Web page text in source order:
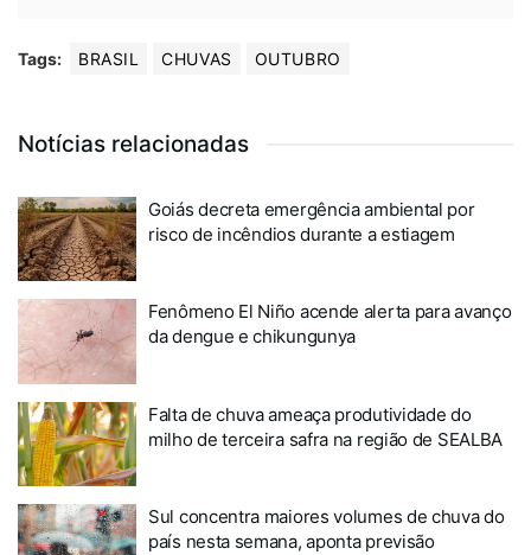
Tags: BRASIL CHUVAS OUTUBRO
Notícias relacionadas
Goiás decreta emergência ambiental por
risco de incêndios durante a estiagem
Fenômeno El Niño acende alerta para avanço
da dengue e chikungunya
Falta de chuva ameaça produtividade do
milho de terceira safra na região de SEALBA
Sul concentra maiores volumes de chuva do
país nesta semana, aponta previsão